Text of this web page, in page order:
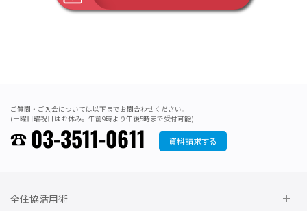
ご質問・ご入会については以下までお問合わせください。
(土曜日曜祝日はお休み。午前9時より午後5時まで受付可能)
03-3511-0611 資料請求する
全住協活用術